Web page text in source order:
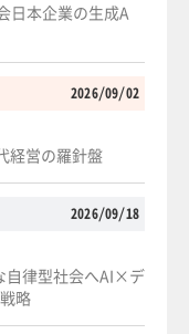
日本企業の生成A
2026/09/02
経営の羅針盤
2026/09/18
自律型社会へAI×デ
略